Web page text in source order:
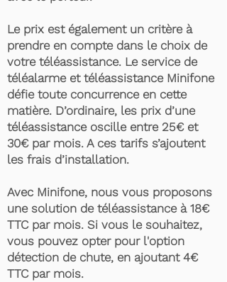
Le prix est également un critère à
prendre en compte dans le choix de
votre téléassistance. Le service de
téléalarme et téléassistance Minifone
défie toute concurrence en cette
matière. D’ordinaire, les prix d’une
téléassistance oscille entre 25€ et
30€ par mois. A ces tarifs s’ajoutent
les frais d’installation.
Avec Minifone, nous vous proposons
une solution de téléassistance à 18€
TTC par mois. Si vous le souhaitez,
vous pouvez opter pour l'option
détection de chute, en ajoutant 4€
TTC par mois.